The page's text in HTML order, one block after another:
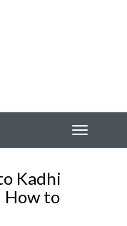
Kadhi
How to